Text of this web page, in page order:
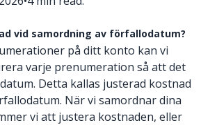
vid samordning av förfallodatum?
på ditt konto kan vi
varje prenumeration så att det
Detta kallas justerad kostnad
När vi samordnar dina
vi att justera kostnaden, eller